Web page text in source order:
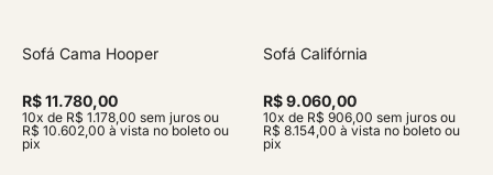
Sofá Cama Hooper
R$ 11.780,00
10x de R$ 1.178,00 sem juros ou
R$ 10.602,00 à vista no boleto ou
pix
Sofá Califórnia
R$ 9.060,00
10x de R$ 906,00 sem juros ou
R$ 8.154,00 à vista no boleto ou
pix